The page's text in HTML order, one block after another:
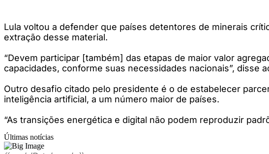
Lula voltou a defender que países detentores de minerais
extração desse material.
“Devem participar [também] das etapas de maior valor
capacidades, conforme suas necessidades nacionais”, disse
Outro desafio citado pelo presidente é o de estabelecer
inteligência artificial, a um número maior de países.
“As transições energética e digital não podem reproduzir
Últimas notícias